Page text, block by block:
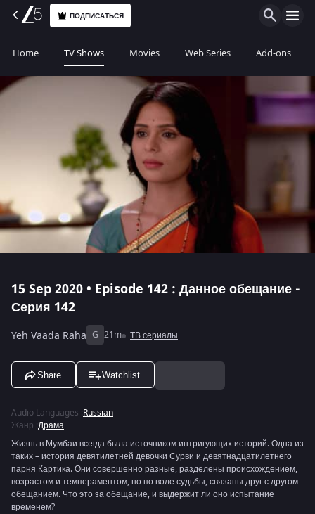
ПОДПИСАТЬСЯ
Home TV Shows Movies Web Series Add-ons
15 Sep 2020 • Episode 142 : Данное обещание -
Серия 142
Yeh Vaada Raha G 21m ТВ сериалы
Share Watchlist
Audio Languages :Russian
Жанр :Драма
Жизнь в Мумбаи всегда была источником интригующих историй. Одна из
таких – история девятилетней девочки Сурви и девятнадцатилетнего
парня Картика. Они совершенно разные, разделены происхождением,
возрастом и темпераментом, но по воле судьбы, связаны друг с другом
обещанием. Что это за обещание, и выдержит ли оно испытание
временем?